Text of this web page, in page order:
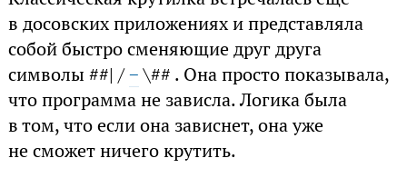
в досовских приложениях и представляла
собой быстро сменяющие друг друга
символы ##| /−\## . Она просто показывала,
что программа не зависла. Логика была
в том, что если она зависнет, она уже
не сможет ничего крутить.